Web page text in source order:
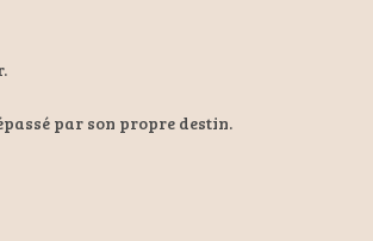
par son propre destin.